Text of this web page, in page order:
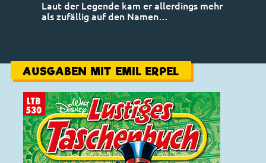
Laut der Legende kam er allerdings mehr
als zufällig auf den Namen…
AUSGABEN MIT EMIL ERPEL